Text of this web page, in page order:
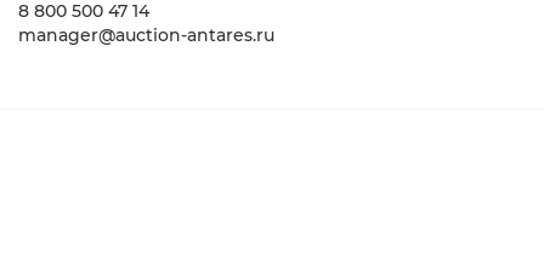
8 800 500 47 14
manager@auction-antares.ru